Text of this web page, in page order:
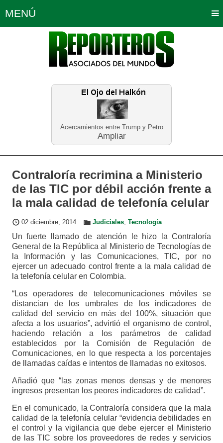
Acercamientos entre Trump y Petro
Ampliar
MENÚ
Política Opinión Bogotá
Planeta Tierra Deportes
Educación Neira
Contraloría recrimina a Ministerio
de las TIC por débil acción frente a
la mala calidad de telefonía celular
02 diciembre, 2014 Judiciales, Tecnología
Un fuerte llamado de atención le hizo la Contraloría
General de la República al Ministerio de Tecnologías de
la Información y las Comunicaciones, TIC, por no
ejercer un adecuado control frente a la mala calidad de
la telefonía celular en Colombia.
“Los operadores de telecomunicaciones móviles se
distancian de los umbrales de los indicadores de
calidad del servicio en más del 100%, situación que
afecta a los usuarios”, advirtió el organismo de control,
haciendo relación a los parámetros de calidad
establecidos por la Comisión de Regulación de
Comunicaciones, en lo que respecta a los porcentajes
de llamadas caídas e intentos de llamadas no exitosos.
Añadió que “las zonas menos densas y de menores
ingresos presentan los peores indicadores de calidad”.
En el comunicado, la Contraloría considera que la mala
calidad de la telefonía celular “evidencia debilidades en
el control y la vigilancia que debe ejercer el Ministerio
de las TIC sobre los proveedores de redes y servicios